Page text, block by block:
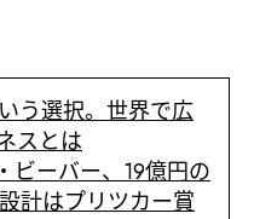
う選択。世界で広
スとは
ビーバー、19億円の
計はプリツカー賞